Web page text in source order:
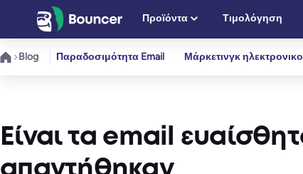
Μετάβαση
περιεχόμενο
Προϊόντα Τιμολόγηση
Blog
Παραδοσιμότητα Email Μάρκετινγκ
Είναι τα email